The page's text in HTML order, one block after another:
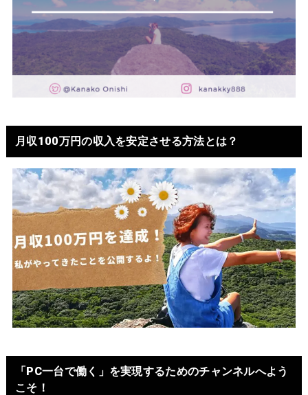
月収100万円の収入を安定させる方法とは？
「PC一台で働く」を実現するためのチャンネルへよう
こそ！